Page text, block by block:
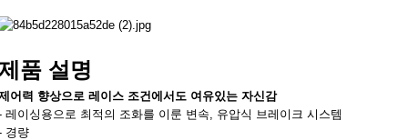
품 설명
어력 향상으로 레이스 조건에서도 여유있는 자신감
레이싱용으로 최적의 조화를 이룬 변속, 유압식 브레이크 시스템
경량